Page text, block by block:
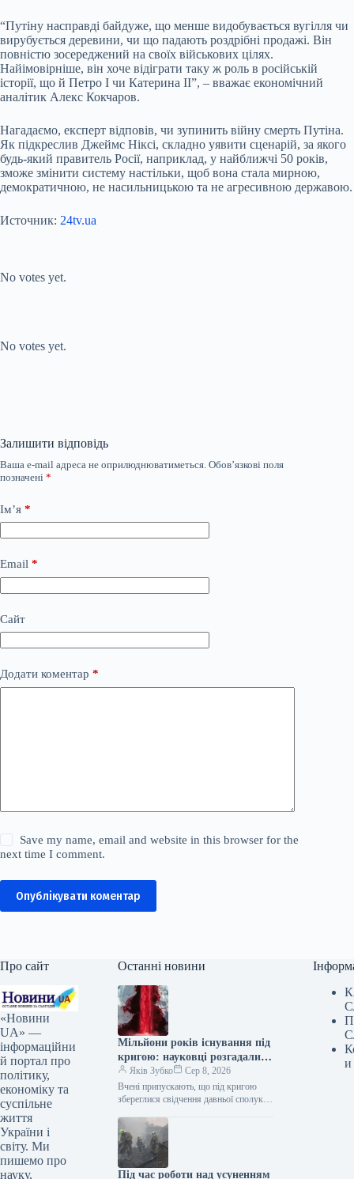
“Путіну насправді байдуже, що менше видобувається вугілля чи
вирубується деревини, чи що падають роздрібні продажі. Він
повністю зосереджений на своїх військових цілях.
Найімовірніше, він хоче відіграти таку ж роль в російській
історії, що й Петро I чи Катерина II”, – вважає економічний
аналітик Алекс Кокчаров.
Нагадаємо, експерт відповів, чи зупинить війну смерть Путіна.
Як підкреслив Джеймс Ніксі, складно уявити сценарій, за якого
будь-який правитель Росії, наприклад, у найближчі 50 років,
зможе змінити систему настільки, щоб вона стала мирною,
демократичною, не насильницькою та не агресивною державою.
Источник: 24tv.ua
No votes yet.
No votes yet.
Залишити відповідь
Ваша e-mail адреса не оприлюднюватиметься. Обов’язкові поля
позначені *
Ім’я *
Email *
Сайт
Додати коментар *
Save my name, email and website in this browser for the
next time I comment.
Опублікувати коментар
Про сайт
«Новини
UA» —
інформаційни
й портал про
політику,
економіку та
суспільне
життя
України і
світу. Ми
пишемо про
науку,
Останні новини
Мільйони років існування під
кригою: науковці розгадали
загадку Кривавих водоспадів
Яків Зубко
Сер 8, 2026
Вчені припускають, що під кригою
збереглися свідчення давньої сполуки
басейном. Кривавий водоспад в
Антарктиді / ©…
Під час роботи над усуненням
и